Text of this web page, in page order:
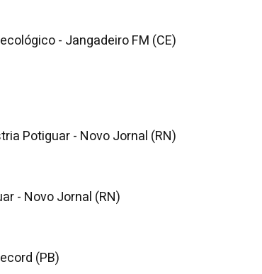
- Jangadeiro FM (CE)
Potiguar - Novo Jornal (RN)
- Novo Jornal (RN)
(PB)